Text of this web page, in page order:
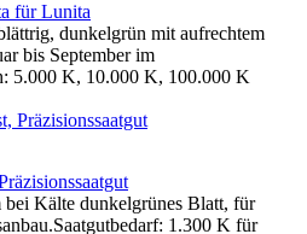
für Lunita
dunkelgrün mit aufrechtem
bis September im
5.000 K, 10.000 K, 100.000 K
bei Kälte dunkelgrünes Blatt, für
1.300 K für